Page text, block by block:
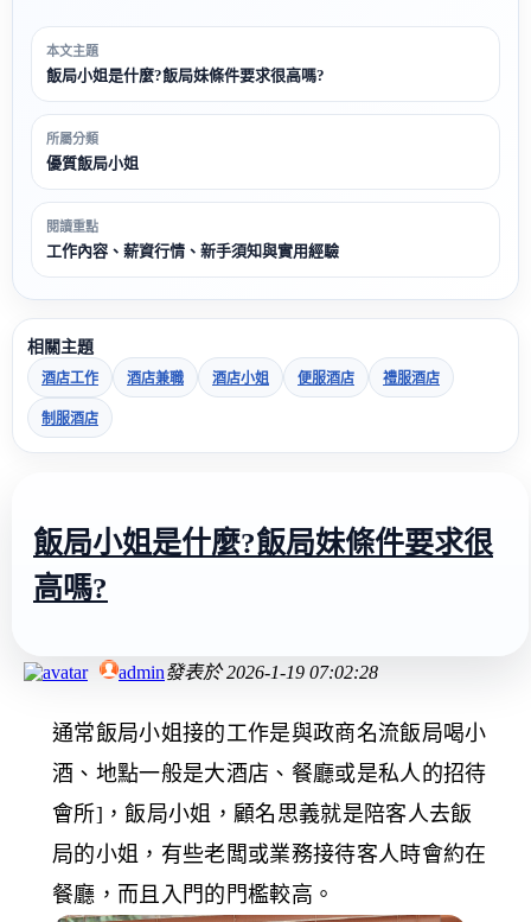
本文主題
飯局小姐是什麼?飯局妹條件要求很高嗎?
所屬分類
優質飯局小姐
閱讀重點
工作內容、薪資行情、新手須知與實用經驗
相關主題
酒店工作 酒店兼職 酒店小姐 便服酒店 禮服酒店
制服酒店
飯局小姐是什麼?飯局妹條件要求很
高嗎?
admin發表於2026-1-19 07:02:28
通常飯局小姐接的工作是與政商名流飯局喝小
酒、地點一般是大酒店、餐廳或是私人的招待
會所]，飯局小姐，顧名思義就是陪客人去飯
局的小姐，有些老闆或業務接待客人時會約在
餐廳，而且入門的門檻較高。